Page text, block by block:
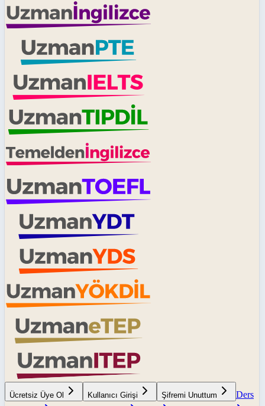
Ücretsiz Üye Ol Kullanıcı Girişi Şifremi Unuttum
Ders